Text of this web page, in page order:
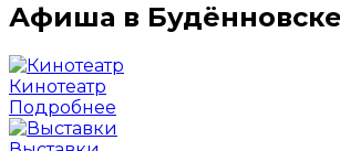
Афиша в
Кинотеатр
Подробнее